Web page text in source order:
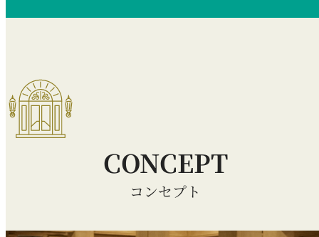
CONCEPT
コンセプト